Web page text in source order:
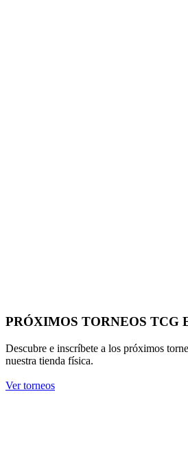
PRÓXIMOS TORNEOS TCG
Descubre e inscríbete a los próximos
nuestra tienda física.
Ver torneos